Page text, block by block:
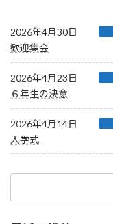
2026年4月30日
歓迎集会
2026年4月23日
６年生の決意
2026年4月14日
入学式